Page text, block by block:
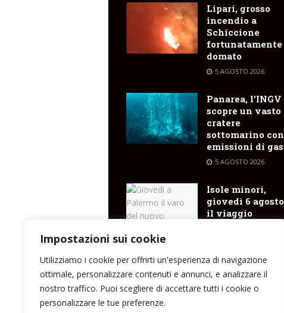
Impostazioni sui cookie
Utilizziamo i cookie per offrirti un'esperienza di navigazione
ottimale, personalizzare contenuti e annunci, e analizzare il
nostro traffico. Puoi scegliere di accettare tutti i cookie o
personalizzare le tue preferenze.
Lipari, grosso
incendio a
Schiccione
fortunatamente
domato
5 AGOSTO 2026
Panarea, l’INGV
scopre un vasto
cratere
sottomarino con
emissioni di gas
5 AGOSTO 2026
Isole minori,
giovedì 6 agosto
il viaggio
5 AGOSTO 2026